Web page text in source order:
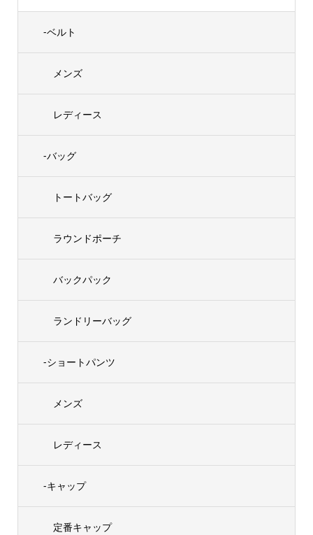
-ベルト
メンズ
レディース
-バッグ
トートバッグ
ラウンドポーチ
バックパック
ランドリーバッグ
-ショートパンツ
メンズ
レディース
-キャップ
定番キャップ